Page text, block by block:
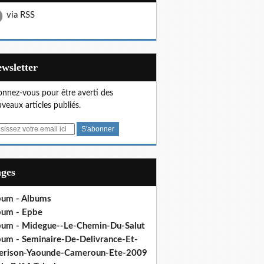
via RSS
vous pour être averti des
articles publiés.
- Albums
- Epbe
- Midegue--Le-Chemin-Du-Salut
- Seminaire-De-Delivrance-Et-
Yaounde-Cameroun-Ete-2009